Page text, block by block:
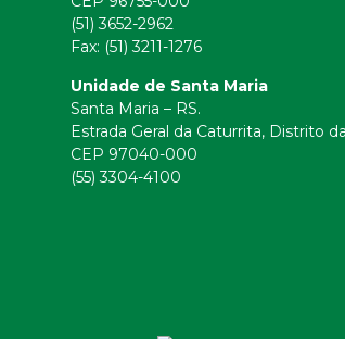
(51) 3652-2962
Fax: (51) 3211-1276
Unidade de Santa Maria
Santa Maria – RS.
Estrada Geral da Caturrita, Distrito
CEP 97040-000
(55) 3304-4100